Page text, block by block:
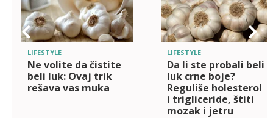
LIFESTYLE
Ne volite da čistite
beli luk: Ovaj trik
rešava vas muka
LIFESTYLE
Da li ste probali beli
luk crne boje?
Reguliše holesterol
i trigliceride, štiti
mozak i jetru